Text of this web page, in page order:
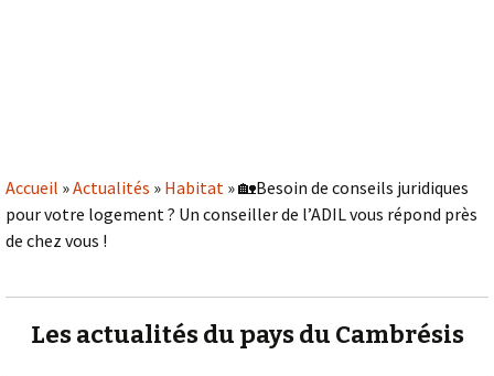
Accueil »Actualités » Habitat »🏡Besoin de conseils juridiques
pour votre logement ? Un conseiller de l’ADIL vous répond près
de chez vous !
Les actualités du pays du Cambrésis